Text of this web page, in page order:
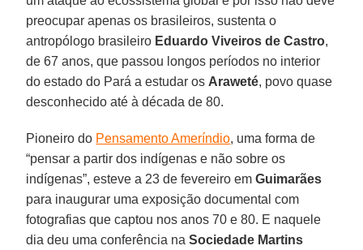
preocupar apenas os brasileiros, sustenta o
antropólogo brasileiro Eduardo Viveiros de Castro,
de 67 anos, que passou longos períodos no interior
do estado do Pará a estudar os Araweté, povo quase
desconhecido até à década de 80.
Pioneiro do Pensamento Ameríndio, uma forma de
“pensar a partir dos indígenas e não sobre os
indígenas”, esteve a 23 de fevereiro emGuimarães
para inaugurar uma exposição documental com
fotografias que captou nos anos 70 e 80. E naquele
dia deu uma conferência naSociedade Martins